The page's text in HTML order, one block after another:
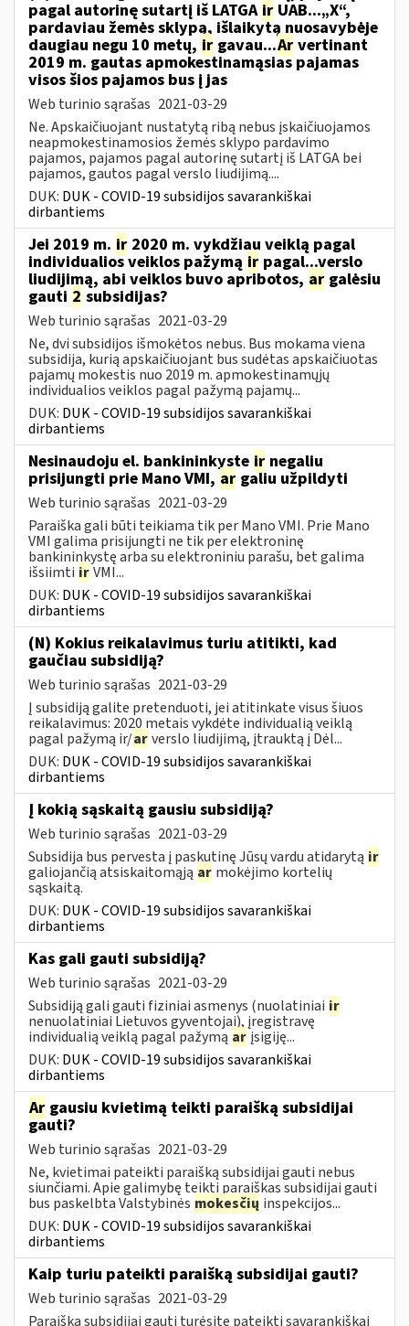
pagal autorinę sutartį iš LATGA ir UAB...„X“,
pardaviau žemės sklypą, išlaikytą nuosavybėje
daugiau negu 10 metų, ir gavau...Ar vertinant
2019 m. gautas apmokestinamąsias pajamas
visos šios pajamos bus į jas
Web turinio sąrašas 2021-03-29
Ne. Apskaičiuojant nustatytą ribą nebus įskaičiuojamos
neapmokestinamosios žemės sklypo pardavimo
pajamos, pajamos pagal autorinę sutartį iš LATGA bei
pajamos, gautos pagal verslo liudijimą....
DUK: DUK - COVID-19 subsidijos savarankiškai
dirbantiems
Jei 2019 m. ir 2020 m. vykdžiau veiklą pagal
individualios veiklos pažymą ir pagal...verslo
liudijimą, abi veiklos buvo apribotos, ar galėsiu
gauti 2 subsidijas?
Web turinio sąrašas 2021-03-29
Ne, dvi subsidijos išmokėtos nebus. Bus mokama viena
subsidija, kurią apskaičiuojant bus sudėtas apskaičiuotas
pajamų mokestis nuo 2019 m. apmokestinamųjų
individualios veiklos pagal pažymą pajamų...
DUK: DUK - COVID-19 subsidijos savarankiškai
dirbantiems
Nesinaudoju el. bankininkyste ir negaliu
prisijungti prie Mano VMI, ar galiu užpildyti
Web turinio sąrašas 2021-03-29
Paraiška gali būti teikiama tik per Mano VMI. Prie Mano
VMI galima prisijungti ne tik per elektroninę
bankininkystę arba su elektroniniu parašu, bet galima
išsiimti irVMI...
DUK: DUK - COVID-19 subsidijos savarankiškai
dirbantiems
(N) Kokius reikalavimus turiu atitikti, kad
gaučiau subsidiją?
Web turinio sąrašas 2021-03-29
Į subsidiją galite pretenduoti, jei atitinkate visus šiuos
reikalavimus: 2020 metais vykdėte individualią veiklą
pagal pažymą ir/arverslo liudijimą, įtrauktą į Dėl...
DUK: DUK - COVID-19 subsidijos savarankiškai
dirbantiems
Į kokią sąskaitą gausiu subsidiją?
Web turinio sąrašas 2021-03-29
Subsidija bus pervesta į paskutinę Jūsų vardu atidarytą ir
galiojančią atsiskaitomąją ar mokėjimo kortelių
sąskaitą.
DUK: DUK - COVID-19 subsidijos savarankiškai
dirbantiems
Kas gali gauti subsidiją?
Web turinio sąrašas 2021-03-29
Subsidiją gali gauti fiziniai asmenys (nuolatiniai ir
nenuolatiniai Lietuvos gyventojai), įregistravę
individualią veiklą pagal pažymą ar įsigiję...
DUK: DUK - COVID-19 subsidijos savarankiškai
dirbantiems
Ar gausiu kvietimą teikti paraišką subsidijai
gauti?
Web turinio sąrašas 2021-03-29
Ne, kvietimai pateikti paraišką subsidijai gauti nebus
siunčiami. Apie galimybę teikti paraiškas subsidijai gauti
bus paskelbta Valstybinės mokesčių inspekcijos...
DUK: DUK - COVID-19 subsidijos savarankiškai
dirbantiems
Kaip turiu pateikti paraišką subsidijai gauti?
Web turinio sąrašas 2021-03-29
Paraišką subsidijai gauti turėsite pateikti savarankiškai